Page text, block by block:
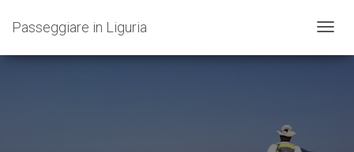
Passeggiare in Liguria
A